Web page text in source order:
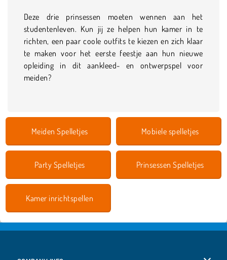
Deze drie prinsessen moeten wennen aan het
studentenleven. Kun jij ze helpen hun kamer in te
richten, een paar coole outfits te kiezen en zich klaar
te maken voor het eerste feestje aan hun nieuwe
opleiding in dit aankleed- en ontwerpspel voor
meiden?
Meiden Spelletjes Mobiele spelletjes
Party Spelletjes Prinsessen Spelletjes
Kamer inrichtspellen